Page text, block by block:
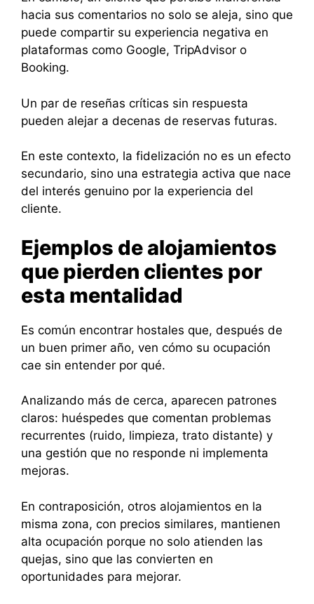
hacia sus comentarios no solo se aleja, sino que
puede compartir su experiencia negativa en
plataformas como Google, TripAdvisor o
Booking.
Un par de reseñas críticas sin respuesta
pueden alejar a decenas de reservas futuras.
En este contexto, la fidelización no es un efecto
secundario, sino una estrategia activa que nace
del interés genuino por la experiencia del
cliente.
Ejemplos de alojamientos
que pierden clientes por
esta mentalidad
Es común encontrar hostales que, después de
un buen primer año, ven cómo su ocupación
cae sin entender por qué.
Analizando más de cerca, aparecen patrones
claros: huéspedes que comentan problemas
recurrentes (ruido, limpieza, trato distante) y
una gestión que no responde ni implementa
mejoras.
En contraposición, otros alojamientos en la
misma zona, con precios similares, mantienen
alta ocupación porque no solo atienden las
quejas, sino que las convierten en
oportunidades para mejorar.